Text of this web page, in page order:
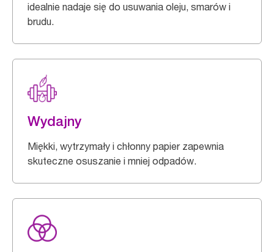
idealnie nadaje się do usuwania oleju, smarów i
brudu.
Wydajny
Miękki, wytrzymały i chłonny papier zapewnia
skuteczne osuszanie i mniej odpadów.